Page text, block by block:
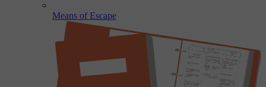
Means of Escape